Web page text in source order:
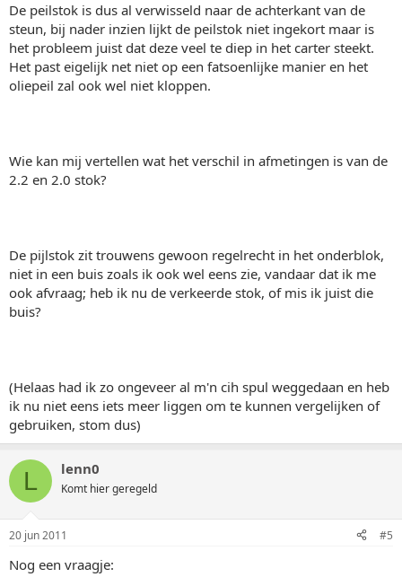
De peilstok is dus al verwisseld naar de achterkant van de
steun, bij nader inzien lijkt de peilstok niet ingekort maar is
het probleem juist dat deze veel te diep in het carter steekt.
Het past eigelijk net niet op een fatsoenlijke manier en het
oliepeil zal ook wel niet kloppen.
Wie kan mij vertellen wat het verschil in afmetingen is van de
2.2 en 2.0 stok?
De pijlstok zit trouwens gewoon regelrecht in het onderblok,
niet in een buis zoals ik ook wel eens zie, vandaar dat ik me
ook afvraag; heb ik nu de verkeerde stok, of mis ik juist die
buis?
(Helaas had ik zo ongeveer al m'n cih spul weggedaan en heb
ik nu niet eens iets meer liggen om te kunnen vergelijken of
gebruiken, stom dus)
L lenn0
Komt hier geregeld
20 jun 2011 #5
Nog een vraagje: